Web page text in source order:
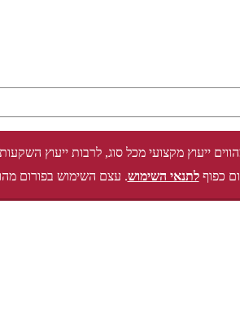
ייעוץ מקצועי מכל סוג, לרבות ייעוץ
כפוףלתנאי השימוש. עצם השימוש בפורום